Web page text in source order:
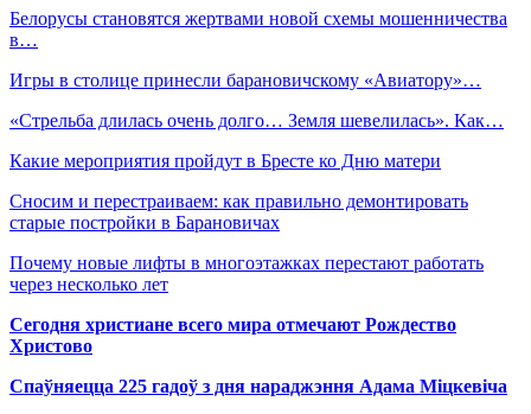
Белорусы становятся жертвами новой схемы мошенничества
в…
Игры в столице принесли барановичскому «Авиатору»…
«Стрельба длилась очень долго… Земля шевелилась». Как…
Какие мероприятия пройдут в Бресте ко Дню матери
Сносим и перестраиваем: как правильно демонтировать
старые постройки в Барановичах
Почему новые лифты в многоэтажках перестают работать
через несколько лет
Сегодня христиане всего мира отмечают Рождество
Христово
Спаўняецца 225 гадоў з дня нараджэння Адама Міцкевіча